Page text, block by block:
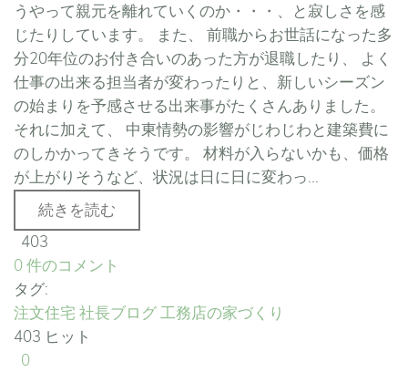
うやって親元を離れていくのか・・・、と寂しさを感
じたりしています。 また、 前職からお世話になった多
分20年位のお付き合いのあった方が退職したり、 よく
仕事の出来る担当者が変わったりと、新しいシーズン
の始まりを予感させる出来事がたくさんありました。
それに加えて、 中東情勢の影響がじわじわと建築費に
のしかかってきそうです。 材料が入らないかも、価格
が上がりそうなど、状況は日に日に変わっ...
続きを読む
403
0 件のコメント
タグ:
注文住宅 社長ブログ工務店の家づくり
403 ヒット
0